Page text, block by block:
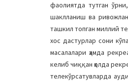
фаолиятда тутган
шаклланиш ва
ташкил топган миллий
хос дастурлар сони
масалалари ҳамда
келиб чиққан ҳолда
телекўрсатувларда